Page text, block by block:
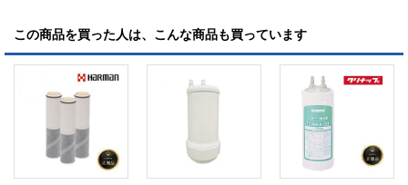
この商品を買った人は、こんな商品も買っています